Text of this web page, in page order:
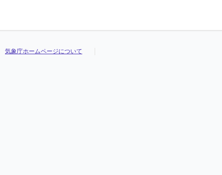
気象庁ホームページについて